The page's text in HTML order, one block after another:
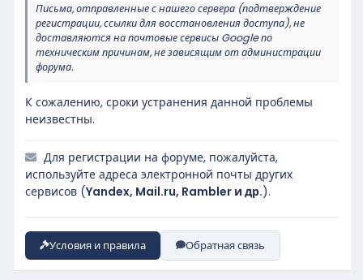
Письма, отправленные с нашего сервера (подтверждение
регистрации, ссылки для восстановления доступа), не
доставляются на почтовые сервисы Google по
техническим причинам, не зависящим от администрации
форума.
К сожалению, сроки устранения данной проблемы
неизвестны.
Для регистрации на форуме, пожалуйста,
используйте адреса электронной почты других
сервисов (Yandex, Mail.ru, Rambler и др.).
Условия и правила Обратная связь